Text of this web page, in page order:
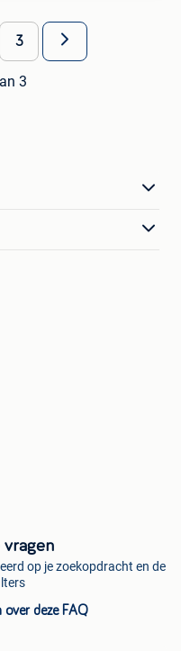
3
3
op je zoekopdracht en de
over deze FAQ